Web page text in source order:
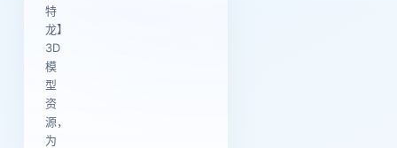
特
龙】
3D
模
型
资
源，
为